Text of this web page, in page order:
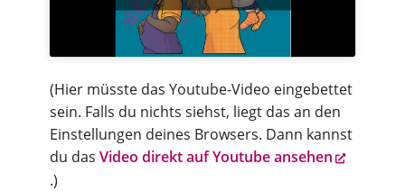
(Hier müsste das Youtube-Video eingebettet
sein. Falls du nichts siehst, liegt das an den
Einstellungen deines Browsers. Dann kannst
du das Video direkt auf Youtube ansehen
.)